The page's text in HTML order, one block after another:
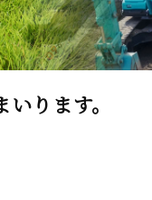
ります。